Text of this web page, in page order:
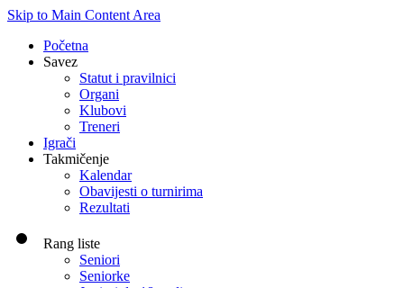
Skip to Main Content Area
Početna
Savez
Statut i pravilnici
Organi
Klubovi
Treneri
Igrači
Takmičenje
Kalendar
Obavijesti o turnirima
Rezultati
Rang liste
Seniori
Seniorke